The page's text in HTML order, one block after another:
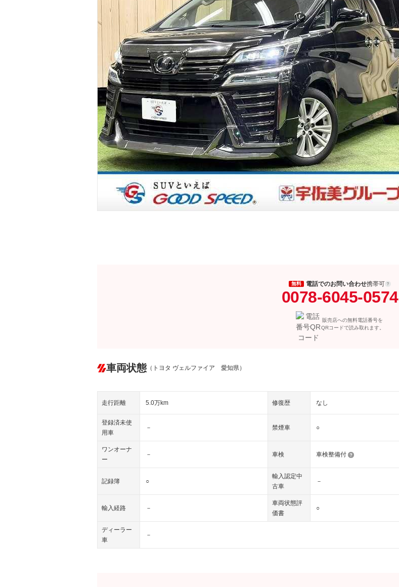
無料 電話でのお問い合わせ携帯可
0078-6045-0574
販売店への無料電話番号を
QRコードで読み取れます。
車両状態 （トヨタ ヴェルファイア 愛知県）
走行距離 5.0万km 修復歴 なし
登録済未使
用車
－ 禁煙車 ○
ワンオーナ
ー
－ 車検 車検整備付
記録簿 ○
輸入認定中
古車
－
輸入経路 －
車両状態評
価書
○
ディーラー
車
－